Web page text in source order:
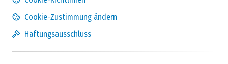
Vorheriger Schritt
Cookie-Zustimmung ändern
Haftungsausschluss